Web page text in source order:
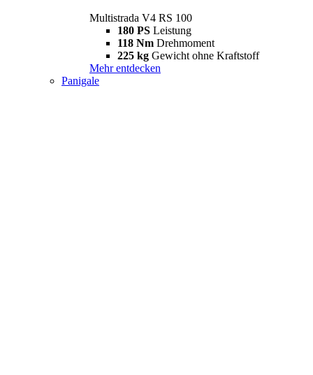
Multistrada V4 RS 100
180 PS Leistung
118 Nm Drehmoment
225 kg Gewicht ohne Kraftstoff
Mehr entdecken
Panigale